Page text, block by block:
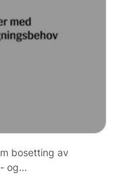
bosetting av
og
i bosettings- og